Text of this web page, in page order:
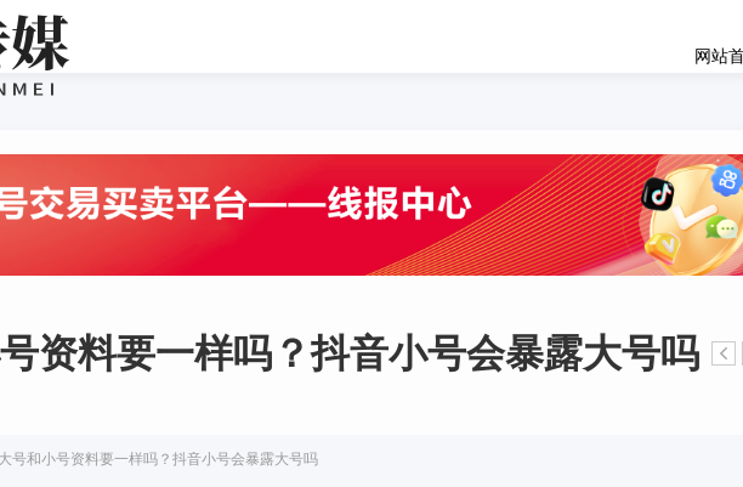
网站
资料要一样吗？抖音小号会暴露大号吗
号和小号资料要一样吗？抖音小号会暴露大号吗